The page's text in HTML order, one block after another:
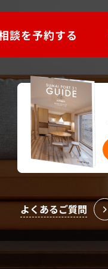
談を予約する
よくあるご質問